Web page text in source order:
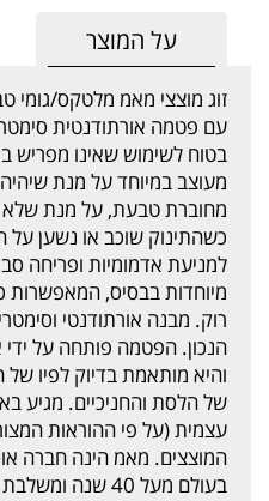
על המוצר
עם פטמה אורתודנטית
מעוצב במיוחד על מנת
מחוברת טבעת, על מנת שלא
כשהתינוק שוכב או נשען על
למניעת אדמומיות ופריחה
מיוחדות בבסיס, המאפשרות
רוק. מבנה אורתודנטי
הנכון. הפטמה פותחה על ידי
והיא מותאמת בדיוק לפיו
של הלסת והחניכיים. מגיע
עצמית (על פי ההוראות
המוצצים. מאמ הינה חברה
בעולם מעל 40